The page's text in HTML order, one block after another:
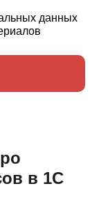
данных
в 1С